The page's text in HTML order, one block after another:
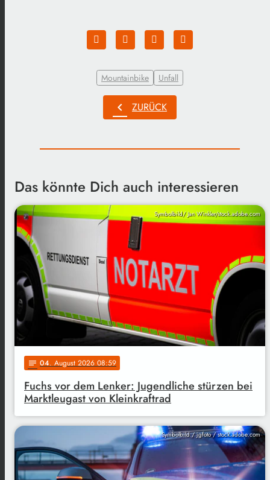
Mountainbike Unfall
chevron_left ZURÜCK
Das könnte Dich auch interessieren
Symbolbild/ Jan Winkler/stock.adobe.com
notes 04. August 2026 08:59
Fuchs vor dem Lenker: Jugendliche stürzen bei
Marktleugast von Kleinkraftrad
Symbolbild / jgfoto / stock.adobe.com